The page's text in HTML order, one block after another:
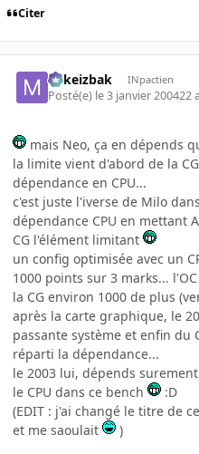
Citer
Mikeizbak INpactien
Posté(e) le 3 janvier 200422 a
mais Neo, ça en dépends
la limite vient d'abord de la
dépendance en CPU...
c'est juste l'iverse de Milo
dépendance CPU en mettant
CG l'élément limitant
un config optimisée avec un
1000 points sur 3 marks...
la CG environ 1000 de plus
après la carte graphique, le
passante système et enfin du
réparti la dépendance...
le 2003 lui, dépends
le CPU dans ce bench
:D
(EDIT : j'ai changé le titre de
et me saoulait
)